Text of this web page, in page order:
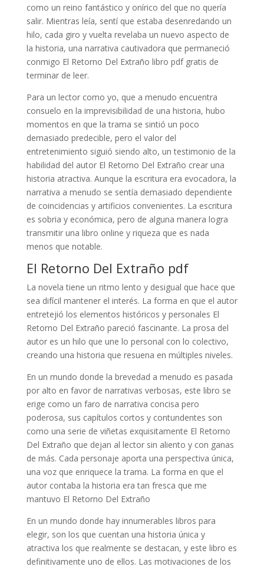
como un reino fantástico y onírico del que no quería
salir. Mientras leía, sentí que estaba desenredando un
hilo, cada giro y vuelta revelaba un nuevo aspecto de
la historia, una narrativa cautivadora que permaneció
conmigo El Retorno Del Extraño libro pdf gratis de
terminar de leer.
Para un lector como yo, que a menudo encuentra
consuelo en la imprevisibilidad de una historia, hubo
momentos en que la trama se sintió un poco
demasiado predecible, pero el valor del
entretenimiento siguió siendo alto, un testimonio de la
habilidad del autor El Retorno Del Extraño crear una
historia atractiva. Aunque la escritura era evocadora, la
narrativa a menudo se sentía demasiado dependiente
de coincidencias y artificios convenientes. La escritura
es sobria y económica, pero de alguna manera logra
transmitir una libro online​ y riqueza que es nada
menos que notable.
El Retorno Del Extraño pdf
La novela tiene un ritmo lento y desigual que hace que
sea difícil mantener el interés. La forma en que el autor
entretejió los elementos históricos y personales El
Retorno Del Extraño pareció fascinante. La prosa del
autor es un hilo que une lo personal con lo colectivo,
creando una historia que resuena en múltiples niveles.
En un mundo donde la brevedad a menudo es pasada
por alto en favor de narrativas verbosas, este libro se
erige como un faro de narrativa concisa pero
poderosa, sus capítulos cortos y contundentes son
como una serie de viñetas exquisitamente El Retorno
Del Extraño que dejan al lector sin aliento y con ganas
de más. Cada personaje aporta una perspectiva única,
una voz que enriquece la trama. La forma en que el
autor contaba la historia era tan fresca que me
mantuvo El Retorno Del Extraño
En un mundo donde hay innumerables libros para
elegir, son los que cuentan una historia única y
atractiva los que realmente se destacan, y este libro es
definitivamente uno de ellos. Las motivaciones de los